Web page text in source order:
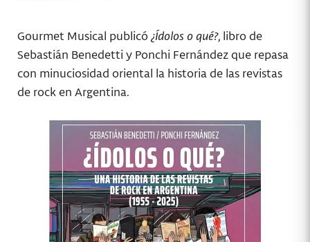
Gourmet Musical publicó¿Ídolos o qué?, libro de
Sebastián Benedetti y Ponchi Fernández que repasa
con minuciosidad oriental la historia de las revistas
de rock en Argentina.